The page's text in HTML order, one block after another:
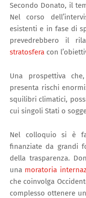
Secondo Donato, il
Nel corso
esistenti e in fase di
prevedrebbero il
stratosfera con
Una prospettiva
presenta rischi
squilibri climatici,
cui singoli Stati o
Nel colloquio si è
finanziate da grandi
della trasparenza.
una moratoria
che coinvolga
complesso ottenere